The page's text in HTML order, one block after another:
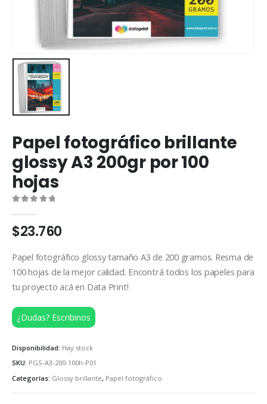
Papel fotográfico brillante
glossy A3 200gr por 100
hojas
$23.760
Papel fotográfico glossy tamaño A3 de 200 gramos. Resma de
100 hojas de la mejor calidad. Encontrá todos los papeles para
tu proyecto acá en Data Print!
¿Dudas? Escribinos
Disponibilidad: Hay stock
SKU: PGS-A3-200-100h-P01
Categorías: Glossy brillante, Papel fotográfico